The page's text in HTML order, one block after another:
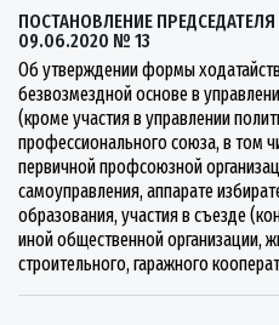
ПОСТАНОВЛЕНИЕ
09.06.2020 № 13
Об утверждении формы
безвозмездной основе в
(кроме участия в управлении
профессионального союза, в том
первичной профсоюзной
самоуправления, аппарате
образования, участия в съезде
иной общественной организации,
строительного, гаражного